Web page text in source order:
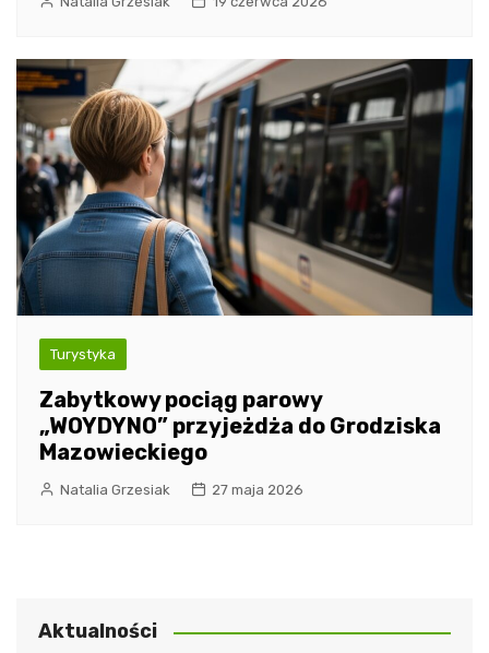
Turystyka
Zabytkowy pociąg parowy
„WOYDYNO” przyjeżdża do Grodziska
Mazowieckiego
Natalia Grzesiak 27 maja 2026
Aktualności